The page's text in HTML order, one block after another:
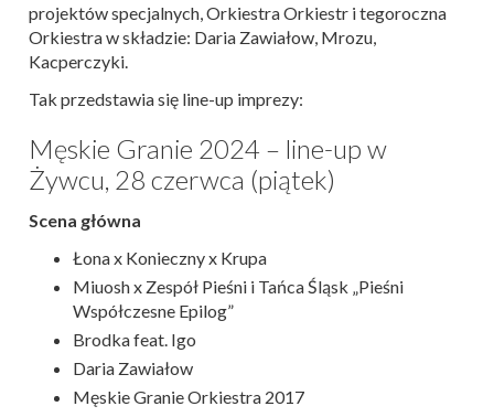
projektów specjalnych, Orkiestra Orkiestr i tegoroczna
Orkiestra w składzie: Daria Zawiałow, Mrozu,
Kacperczyki.
Tak przedstawia się line-up imprezy:
Męskie Granie 2024 – line-up w
Żywcu, 28 czerwca (piątek)
Scena główna
Łona x Konieczny x Krupa
Miuosh x Zespół Pieśni i Tańca Śląsk „Pieśni
Współczesne Epilog”
Brodka feat. Igo
Daria Zawiałow
Męskie Granie Orkiestra 2017